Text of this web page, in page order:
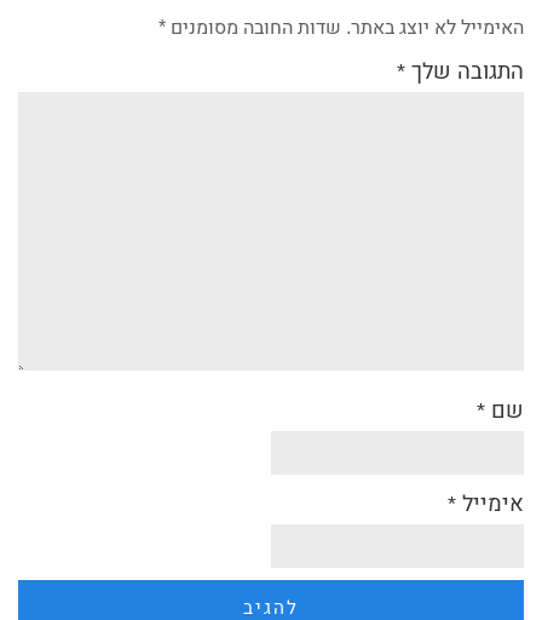
האימייל לא יוצג באתר. שדות החובה מסומנים *
התגובה שלך*
שם *
אימייל*